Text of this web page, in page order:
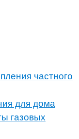
частного
для дома
газовых